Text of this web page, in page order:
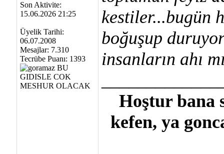
Son Aktivite:
15.06.2026 21:25
Üyelik Tarihi:
06.07.2008
Mesajlar: 7.310
Tecrübe Puanı: 1393
kestiler...bugün
boğuşup
insanların ahı
Hoştur bana
kefen, ya